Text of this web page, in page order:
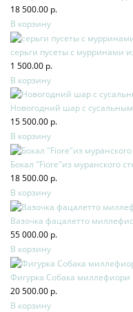
18 500.00 р.
В корзину
серьги пусеты с мурринами
1 500.00 р.
В корзину
Новогодний шар с
15 500.00 р.
В корзину
Бокал "Fiore"из муранского
18 500.00 р.
В корзину
Вазочка фацалетто
55 000.00 р.
В корзину
Фигурка Собака миллефиори
20 500.00 р.
В корзину